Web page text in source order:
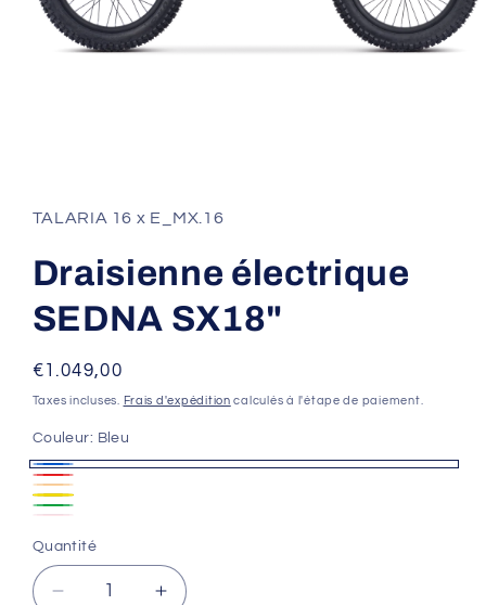
1
dans
fenêtre
modale
TALARIA 16 x E_MX.16
Draisienne électrique
SEDNA SX18"
Prix
habituel
€1.049,00
Taxes incluses. Frais d'expédition calculés à l'étape de paiement.
Couleur: Bleu
Bleu
Rouge
Orange
Variante
ou
indisponible
Jaune
Vert
épuisée
ou
Quantité